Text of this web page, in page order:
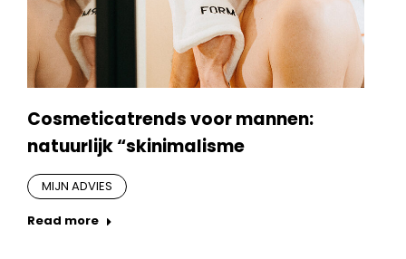
Cosmeticatrends voor mannen:
natuurlijk “skinimalisme
MIJN ADVIES
Read more